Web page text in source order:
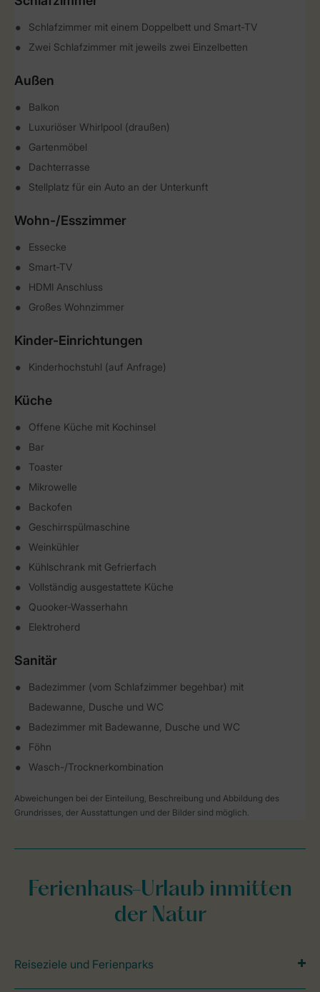
Schlafzimmer mit einem Doppelbett und Smart-TV
Zwei Schlafzimmer mit jeweils zwei Einzelbetten
Außen
Balkon
Luxuriöser Whirlpool (draußen)
Gartenmöbel
Dachterrasse
Stellplatz für ein Auto an der Unterkunft
Wohn-/Esszimmer
Essecke
Smart-TV
HDMI Anschluss
Großes Wohnzimmer
Kinder-Einrichtungen
Kinderhochstuhl (auf Anfrage)
Küche
Offene Küche mit Kochinsel
Bar
Toaster
Mikrowelle
Backofen
Geschirrspülmaschine
Weinkühler
Kühlschrank mit Gefrierfach
Vollständig ausgestattete Küche
Quooker-Wasserhahn
Elektroherd
Sanitär
Badezimmer (vom Schlafzimmer begehbar) mit
Badewanne, Dusche und WC
Badezimmer mit Badewanne, Dusche und WC
Föhn
Wasch-/Trocknerkombination
Abweichungen bei der Einteilung, Beschreibung und Abbildung des
Grundrisses, der Ausstattungen und der Bilder sind möglich.
Ferienhaus-Urlaub inmitten
der Natur
Reiseziele und Ferienparks